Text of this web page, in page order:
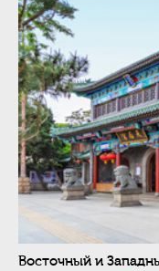
Восточный и